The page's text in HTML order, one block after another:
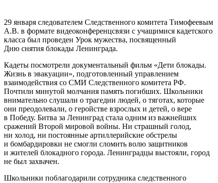
29 января следователем Следственного комитета Тимофеевым
А.В. в формате видеоконференцсвязи с учащимися кадетского
класса был проведен Урок мужества, посвященный
Дню снятия блокады Ленинграда.
Кадеты посмотрели документальный фильм «Дети блокады.
Жизнь в эвакуации», подготовленный управлением
взаимодействия со СМИ Следственного комитета РФ.
Почтили минутой молчания память погибших. Школьники
внимательно слушали о трагедии людей, о тяготах, которые
они преодолевали, о геройстве взрослых и детей, о вере
в Победу. Битва за Ленинград стала одним из важнейших
сражений Второй мировой войны. Ни страшный голод,
ни холод, ни постоянные артиллерийские обстрелы
и бомбардировки не смогли сломить волю защитников
и жителей блокадного города. Ленинградцы выстояли, город
не был захвачен.
Школьники поблагодарили сотрудника следственного